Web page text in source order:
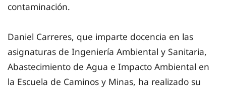
contaminación.
Daniel Carreres, que imparte docencia en las
asignaturas de Ingeniería Ambiental y Sanitaria,
Abastecimiento de Agua e Impacto Ambiental en
la Escuela de Caminos y Minas, ha realizado su